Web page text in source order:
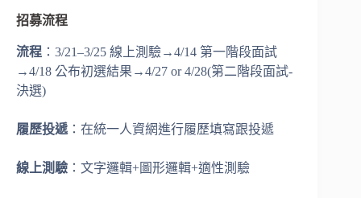
招募流程
流程 ：3/21–3/25 線上測驗→4/14 第一階段面試
→4/18 公布初選結果→4/27 or 4/28(第二階段面試-
決選)
履歷投遞 ：在統一人資網進行履歷填寫跟投遞
線上測驗 ：文字邏輯+圖形邏輯+適性測驗